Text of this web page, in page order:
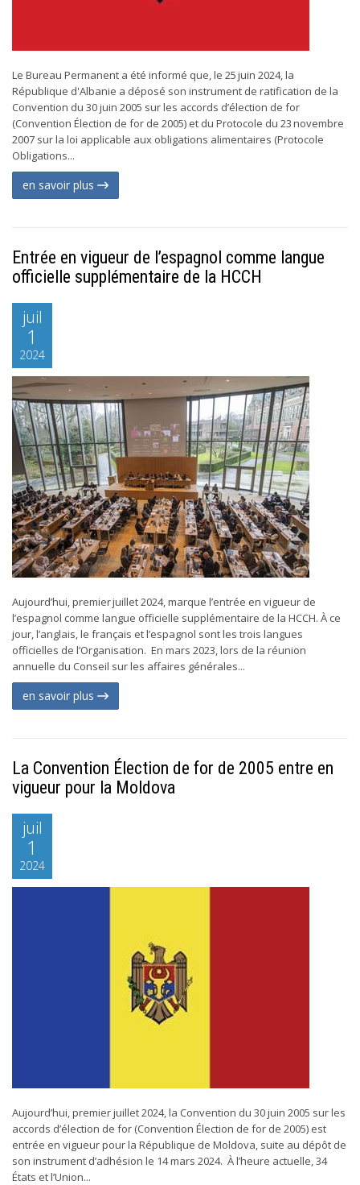
Le Bureau Permanent a été informé que, le 25 juin 2024, la
République d'Albanie a déposé son instrument de ratification de la
Convention du 30 juin 2005 sur les accords d’élection de for
(Convention Élection de for de 2005) et du Protocole du 23 novembre
2007 sur la loi applicable aux obligations alimentaires (Protocole
Obligations...
en savoir plus
Entrée en vigueur de l’espagnol comme langue
officielle supplémentaire de la HCCH
juil
1
2024
Aujourd’hui, premier juillet 2024, marque l’entrée en vigueur de
l’espagnol comme langue officielle supplémentaire de la HCCH. À ce
jour, l’anglais, le français et l’espagnol sont les trois langues
officielles de l’Organisation. En mars 2023, lors de la réunion
annuelle du Conseil sur les affaires générales...
en savoir plus
La Convention Élection de for de 2005 entre en
vigueur pour la Moldova
juil
1
2024
Aujourd’hui, premier juillet 2024, la Convention du 30 juin 2005 sur les
accords d’élection de for (Convention Élection de for de 2005) est
entrée en vigueur pour la République de Moldova, suite au dépôt de
son instrument d’adhésion le 14 mars 2024. À l’heure actuelle, 34
États et l’Union...